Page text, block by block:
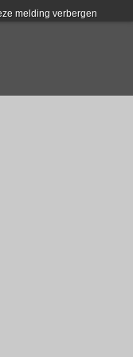
melding verbergen